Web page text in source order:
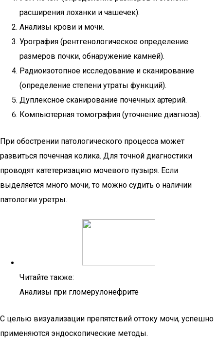
расширения лоханки и чашечек).
Анализы крови и мочи.
Урография (рентгенологическое определение
размеров почки, обнаружение камней).
Радиоизотопное исследование и сканирование
(определение степени утраты функций).
Дуплексное сканирование почечных артерий.
Компьютерная томография (уточнение диагноза).
При обострении патологического процесса может
развиться почечная колика. Для точной диагностики
проводят катетеризацию мочевого пузыря. Если
выделяется много мочи, то можно судить о наличии
патологии уретры.
Читайте также:
Анализы при гломерулонефрите
С целью визуализации препятствий оттоку мочи, успешно
применяются эндоскопические методы.